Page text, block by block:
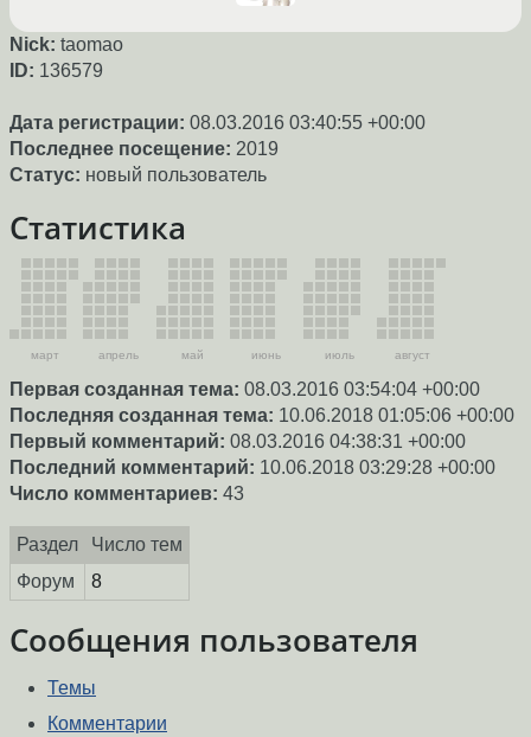
Nick: taomao
ID: 136579
Дата регистрации: 08.03.2016 03:40:55 +00:00
Последнее посещение: 2019
Статус: новый пользователь
Статистика
март апрель май июнь июль август
Первая созданная тема: 08.03.2016 03:54:04 +00:00
Последняя созданная тема: 10.06.2018 01:05:06 +00:00
Первый комментарий: 08.03.2016 04:38:31 +00:00
Последний комментарий: 10.06.2018 03:29:28 +00:00
Число комментариев: 43
Раздел
Число тем
Форум
8
Сообщения пользователя
Темы
Комментарии